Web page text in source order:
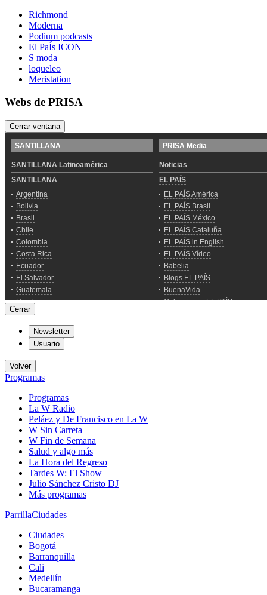
Richmond
Moderna
Podium podcasts
El PaÍs ICON
S moda
loqueleo
Meristation
Webs de PRISA
Cerrar ventana
Cerrar
Newsletter
Usuario
Volver
Programas
Programas
La W Radio
Peláez y De Francisco en La W
W Sin Carreta
W Fin de Semana
Salud y algo más
La Hora del Regreso
Tardes W: El Show
Julio Sánchez Cristo DJ
Más programas
ParrillaCiudades
Ciudades
Bogotá
Barranquilla
Cali
Medellín
Bucaramanga